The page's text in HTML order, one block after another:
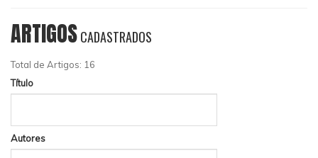
ARTIGOSCADASTRADOS
Total de Artigos: 16
Título
Autores